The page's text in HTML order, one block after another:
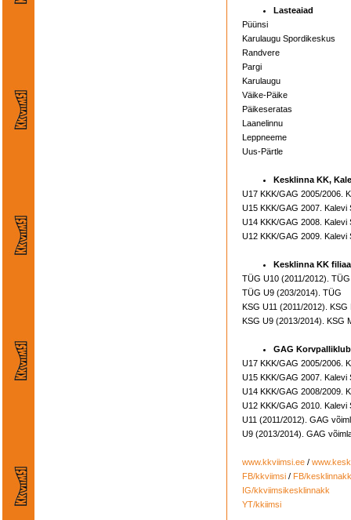
Lasteaiad
Püünsi
Karulaugu Spordikeskus
Randvere
Pargi
Karulaugu
Väike-Päike
Päikeseratas
Laanelinnu
Leppneeme
Uus-Pärtle
Kesklinna KK,
U17 KKK/GAG 2005/2006.
U15 KKK/GAG 2007. Kalevi
U14 KKK/GAG 2008. Kalevi
U12 KKK/GAG 2009. Kalevi
Kesklinna KK
TÜG U10 (2011/2012). TÜG
TÜG U9 (203/2014). TÜG
KSG U11 (2011/2012). KSG
KSG U9 (2013/2014). KSG
GAG
U17 KKK/GAG 2005/2006.
U15 KKK/GAG 2007. Kalevi
U14 KKK/GAG 2008/2009.
U12 KKK/GAG 2010. Kalevi
U11 (2011/2012). GAG
U9 (2013/2014). GAG
www.kkviimsi.ee /
FB/kkviimsi / FB/kesklinnakk
IG/kkviimsikesklinnakk
YT/kkiimsi